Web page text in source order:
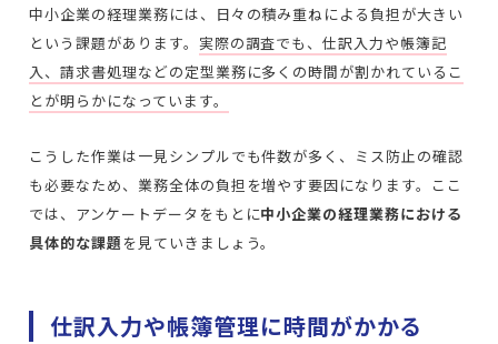
中小企業の経理業務には、日々の積み重ねによる負担が大きい
という課題があります。 実際の調査でも、仕訳入力や帳簿記
入、請求書処理などの定型業務に多くの時間が割かれているこ
とが明らかになっています。
こうした作業は一見シンプルでも件数が多く、ミス防止の確認
も必要なため、業務全体の負担を増やす要因になります。ここ
では、アンケートデータをもとに中小企業の経理業務における
具体的な課題 を見ていきましょう。
仕訳入力や帳簿管理に時間がかかる